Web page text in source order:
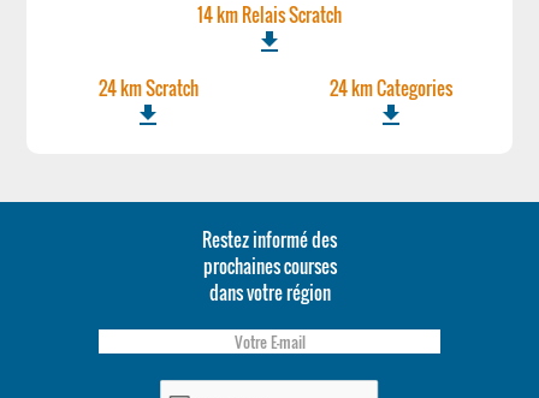
14 km Relais Scratch
file_download
24 km Scratch
file_download
24 km Categories
file_download
Restez informé des
prochaines courses
dans votre région